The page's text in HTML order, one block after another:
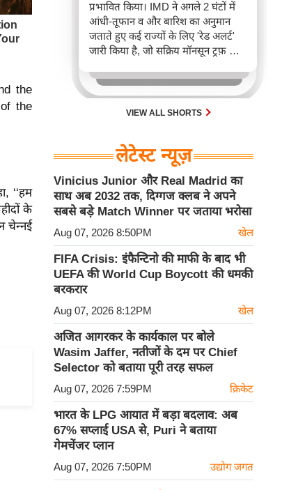
the
the
‘‘हम
के
चेन्नई
प्रभावित किया। IMD ने अगले 2 घंटों में
आंधी-तूफान व और बारिश का अनुमान
जताते हुए कई राज्यों के लिए 'रेड अलर्ट'
जारी किया है, जो सक्रिय मॉनसून ट्रफ़ और
जिससे यातायात बाधित होने के साथ-साथ
सफदरजंग अस्पताल में भी जलभराव की
स्थिति बनी।VIEW ALL SHORTS
लेटेस्ट न्यूज़
Vinicius Junior और Real Madrid का
साथ अब 2032 तक, दिग्गज क्लब ने अपने
सबसे बड़े Match Winner पर जताया भरोसा
Aug 07, 2026 8:50PM खेल
FIFA Crisis: इंफैन्टिनो की माफी के बाद भी
UEFA की World Cup Boycott की धमकी
बरकरार
Aug 07, 2026 8:12PM खेल
अजित आगरकर के कार्यकाल पर बोले
Wasim Jaffer, नतीजों के दम पर Chief
Selector को बताया पूरी तरह सफल
Aug 07, 2026 7:59PM क्रिकेट
भारत के LPG आयात में बड़ा बदलाव: अब
67% सप्लाई USA से, Puri ने बताया
गेमचेंजर प्लान
Aug 07, 2026 7:50PM उद्योग जगत